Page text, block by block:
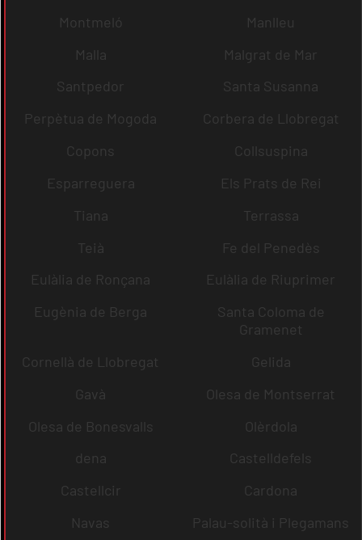
Montmeló
Manlleu
Malla
Malgrat de Mar
Santpedor
Santa Susanna
Perpètua de Mogoda
Corbera de Llobregat
Copons
Collsuspina
Esparreguera
Els Prats de Rei
Tiana
Terrassa
Teià
Fe del Penedès
Eulàlia de Ronçana
Eulàlia de Riuprimer
Eugènia de Berga
Santa Coloma de
Gramenet
Cornellà de Llobregat
Gelida
Gavà
Olesa de Montserrat
Olesa de Bonesvalls
Olèrdola
dena
Castelldefels
Castellcir
Cardona
Navas
Palau-solità i Plegamans